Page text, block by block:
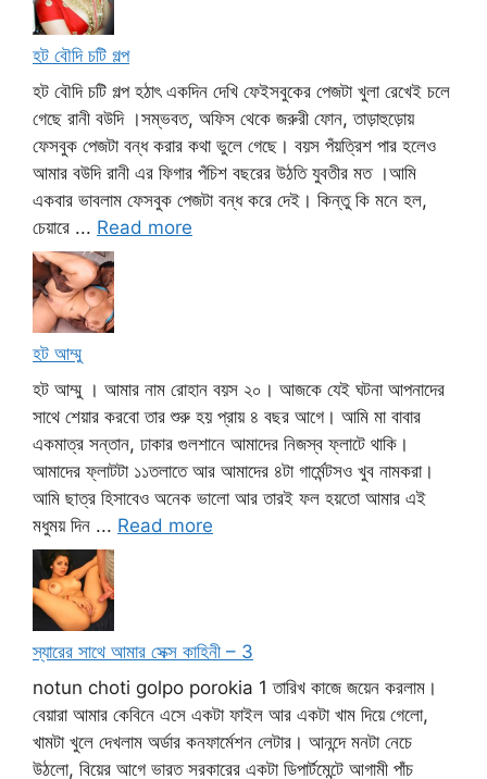
হট বৌদি চটি গল্প
হট বৌদি চটি গল্প হঠাৎ একদিন দেখি ফেইসবুকের পেজটা খুলা রেখেই চলে
গেছে রানী বউদি ।সম্ভবত, অফিস থেকে জরুরী ফোন, তাড়াহুড়োয়
ফেসবুক পেজটা বন্ধ করার কথা ভুলে গেছে। বয়স পঁয়ত্রিশ পার হলেও
আমার বউদি রানী এর ফিগার পঁচিশ বছরের উঠতি যুবতীর মত ।আমি
একবার ভাবলাম ফেসবুক পেজটা বন্ধ করে দেই। কিন্তু কি মনে হল,
চেয়ারে ... Read more
হট আম্মু
হট আম্মু । আমার নাম রোহান বয়স ২০। আজকে যেই ঘটনা আপনাদের
সাথে শেয়ার করবো তার শুরু হয় প্রায় ৪ বছর আগে। আমি মা বাবার
একমাত্র সন্তান, ঢাকার গুলশানে আমাদের নিজস্ব ফ্লাটে থাকি।
আমাদের ফ্লাটটা ১১তলাতে আর আমাদের ৪টা গার্মেন্টসও খুব নামকরা।
আমি ছাত্র হিসাবেও অনেক ভালো আর তারই ফল হয়তো আমার এই
মধুময় দিন ... Read more
স্যারের সাথে আমার সেক্স কাহিনী – 3
notun choti golpo porokia 1 তারিখ কাজে জয়েন করলাম।
বেয়ারা আমার কেবিনে এসে একটা ফাইল আর একটা খাম দিয়ে গেলো,
খামটা খুলে দেখলাম অর্ডার কনফার্মেশন লেটার। আনন্দে মনটা নেচে
উঠলো, বিয়ের আগে ভারত সরকারের একটা ডিপার্টমেন্টে আগামী পাঁচ